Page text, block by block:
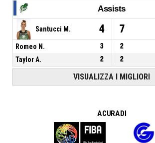
Assists
Santucci M. 4 7
Romeo N. 3 2
Taylor A.
2 2
VISUALIZZA I MIGLIORI
A CURA DI